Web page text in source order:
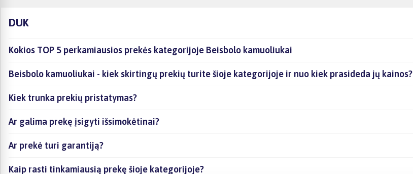
DUK
Kokios TOP 5 perkamiausios prekės kategorijoje Beisbolo kamuoliukai
Beisbolo kamuoliukai - kiek skirtingų prekių turite šioje kategorijoje ir nuo kiek prasideda jų kainos?
Kiek trunka prekių pristatymas?
Ar galima prekę įsigyti išsimokėtinai?
Ar prekė turi garantiją?
Kaip rasti tinkamiausią prekę šioje kategorijoje?